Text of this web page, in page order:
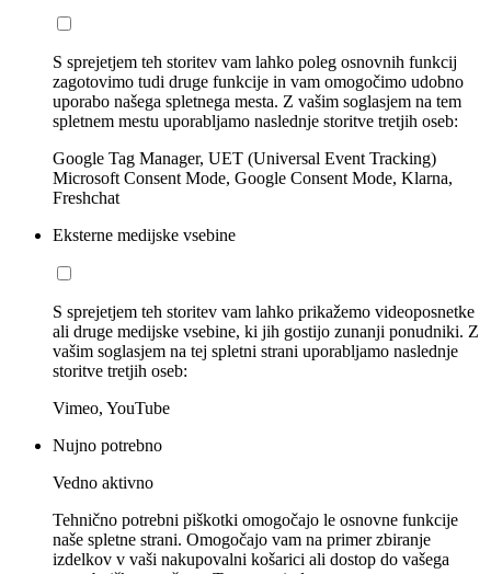
S sprejetjem teh storitev vam lahko poleg osnovnih funkcij
zagotovimo tudi druge funkcije in vam omogočimo udobno
uporabo našega spletnega mesta. Z vašim soglasjem na tem
spletnem mestu uporabljamo naslednje storitve tretjih oseb:
Google Tag Manager, UET (Universal Event Tracking)
Microsoft Consent Mode, Google Consent Mode, Klarna,
Freshchat
Eksterne medijske vsebine
S sprejetjem teh storitev vam lahko prikažemo videoposnetke
ali druge medijske vsebine, ki jih gostijo zunanji ponudniki. Z
vašim soglasjem na tej spletni strani uporabljamo naslednje
storitve tretjih oseb:
Vimeo, YouTube
Nujno potrebno
Vedno aktivno
Tehnično potrebni piškotki omogočajo le osnovne funkcije
naše spletne strani. Omogočajo vam na primer zbiranje
izdelkov v vaši nakupovalni košarici ali dostop do vašega